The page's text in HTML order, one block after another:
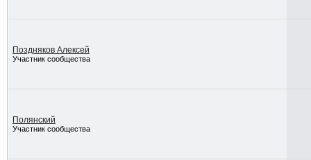
Поздняков Алексей
Участник сообщества
Полянский
Участник сообщества